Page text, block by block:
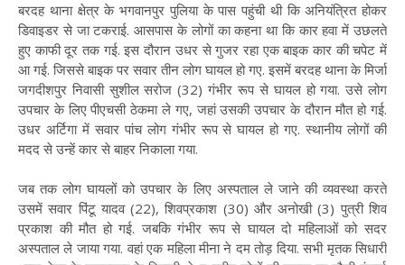
बरदह थाना क्षेत्र के भगवानपुर पुलिया के पास पहुंची थी कि अनियंत्रित होकर
डिवाइडर से जा टकराई. आसपास के लोगों का कहना था कि कार हवा में उछलते
हुए काफी दूर तक गई. इस दौरान उधर से गुजर रहा एक बाइक कार की चपेट में
आ गई. जिससे बाइक पर सवार तीन लोग घायल हो गए. इसमें बरदह थाना के मिर्जा
जगदीशपुर निवासी सुशील सरोज (32) गंभीर रूप से घायल हो गया. उसे लोग
उपचार के लिए पीएचसी ठेकमा ले गए, जहां उसकी उपचार के दौरान मौत हो गई.
उधर अर्टिगा में सवार पांच लोग गंभीर रूप से घायल हो गए. स्थानीय लोगों की
मदद से उन्हें कार से बाहर निकाला गया.
जब तक लोग घायलों को उपचार के लिए अस्पताल ले जाने की व्यवस्था करते
उसमें सवार पिंटू यादव (22), शिवप्रकाश (30) और अनोखी (3) पुत्री शिव
प्रकाश की मौत हो गई. जबकि गंभीर रूप से घायल दो महिलाओं को सदर
अस्पताल ले जाया गया. वहां एक महिला मीना ने दम तोड़ दिया. सभी मृतक सिधारी